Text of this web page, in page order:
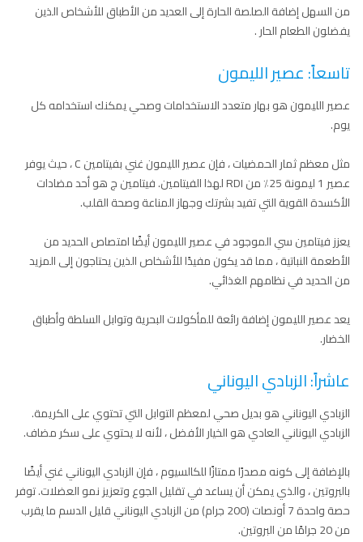
من السهل إضافة الصلصة الحارة إلى العديد من الأطباق للأشخاص الذين
يفضلون الطعام الحار .
تاسعاً: عصير الليمون
عصير الليمون هو بهار متعدد الاستخدامات وصحي يمكنك استخدامه كل
يوم.
مثل معظم ثمار الحمضيات ، فإن عصير الليمون غني بفيتامين C ، حيث يوفر
عصير 1 ليمونة 25٪ من RDI لهذا الفيتامين. فيتامين ج هو أحد مضادات
الأكسدة القوية التي تفيد بشرتك وجهاز المناعة وصحة القلب.
يعزز فيتامين سي الموجود في عصير الليمون أيضًا امتصاص الحديد من
الأطعمة النباتية ، مما قد يكون مفيدًا للأشخاص الذين يحتاجون إلى المزيد
من الحديد في نظامهم الغذائي.
يعد عصير الليمون إضافة رائعة للمأكولات البحرية وتوابل السلطة وأطباق
الخضار.
عاشراً: الزبادي اليوناني
الزبادي اليوناني هو بديل صحي لمعظم التوابل التي تحتوي على الكريمة.
الزبادي اليوناني العادي هو الخيار الأفضل ، لأنه لا يحتوي على سكر مضاف.
بالإضافة إلى كونه مصدرًا ممتازًا للكالسيوم ، فإن الزبادي اليوناني غني أيضًا
بالبروتين ، والذي يمكن أن يساعد في تقليل الجوع وتعزيز نمو العضلات. توفر
حصة واحدة 7 أونصات (200 جرام) من الزبادي اليوناني قليل الدسم ما يقرب
من 20 جرامًا من البروتين.